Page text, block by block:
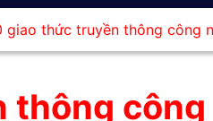
giao thức truyền thông công
thông công